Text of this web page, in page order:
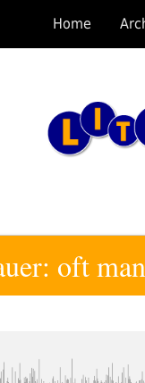
Home
oft